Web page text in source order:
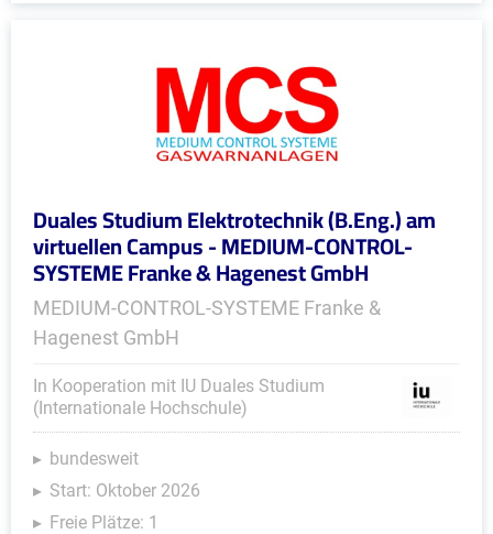
Duales Studium Elektrotechnik (B.Eng.) am
virtuellen Campus - MEDIUM-CONTROL-
SYSTEME Franke & Hagenest GmbH
MEDIUM-CONTROL-SYSTEME Franke &
Hagenest GmbH
In Kooperation mit IU Duales Studium
(Internationale Hochschule)
bundesweit
Start: Oktober 2026
Freie Plätze: 1